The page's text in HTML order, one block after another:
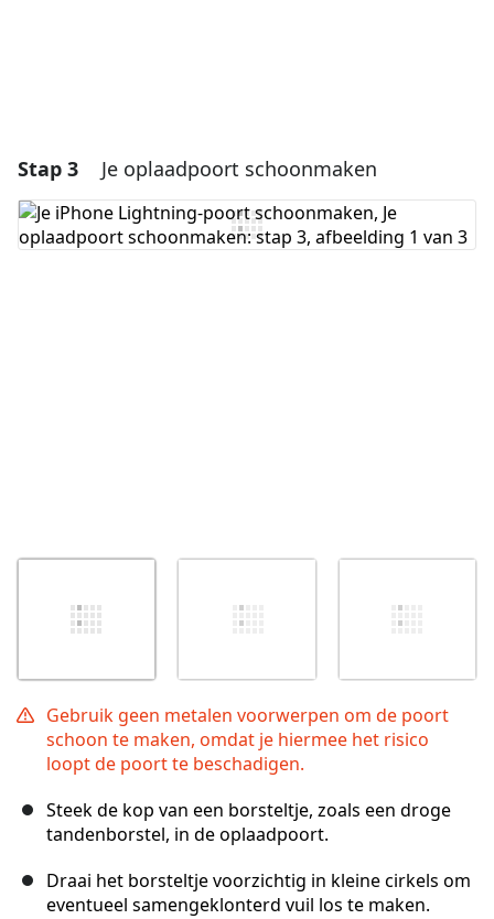
Stap 3 Je oplaadpoort schoonmaken
Gebruik geen metalen voorwerpen om de poort
schoon te maken, omdat je hiermee het risico
loopt de poort te beschadigen.
Steek de kop van een borsteltje, zoals een droge
tandenborstel, in de oplaadpoort.
Draai het borsteltje voorzichtig in kleine cirkels om
eventueel samengeklonterd vuil los te maken.